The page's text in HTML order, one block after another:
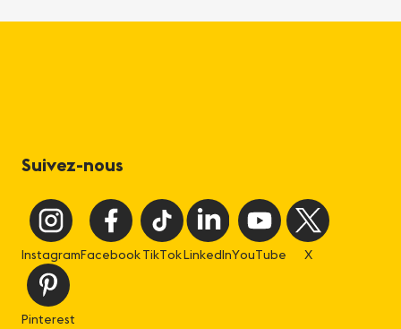
Suivez-nous
InstagramFacebookTikTokLinkedInYouTube X
Pinterest